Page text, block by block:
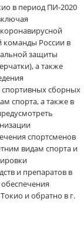
в период ПИ-2020
команды России в
защиты
а также
сборных
спорта, а также в
спортсменов
видам спорта и
и препаратов в
и обратно в г.